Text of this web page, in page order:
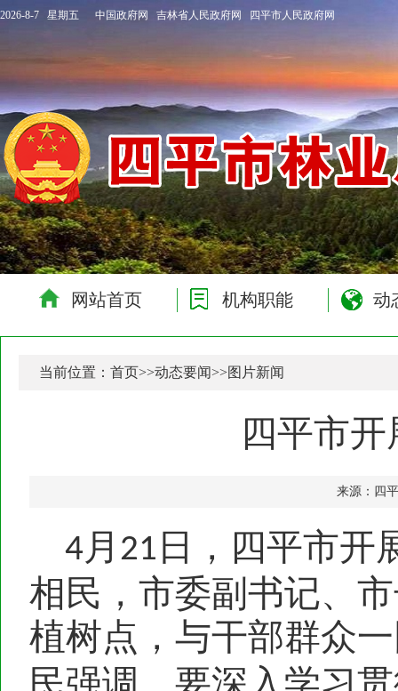
2026-8-7 星期五 中国政府网 吉林省人民政府网 四平市人民政府网
网站首页 机构职能 动
当前位置：首页>>动态要闻>>图片新闻
四平市
来源：四
4月 21 日，四平市开
相民，市委副书记、
植树点，与干部群众